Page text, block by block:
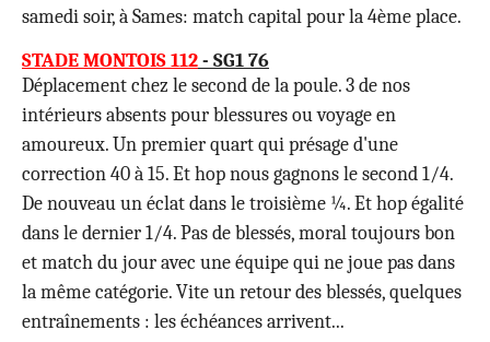
samedi soir, à Sames: match capital pour la 4ème place.
STADE MONTOIS 112- SG1 76
Déplacement chez le second de la poule. 3 de nos
intérieurs absents pour blessures ou voyage en
amoureux. Un premier quart qui présage d'une
correction 40 à 15. Et hop nous gagnons le second 1/4.
De nouveau un éclat dans le troisième ¼. Et hop égalité
dans le dernier 1/4. Pas de blessés, moral toujours bon
et match du jour avec une équipe qui ne joue pas dans
la même catégorie. Vite un retour des blessés, quelques
entraînements : les échéances arrivent...